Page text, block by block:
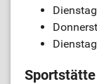
Sportstätte